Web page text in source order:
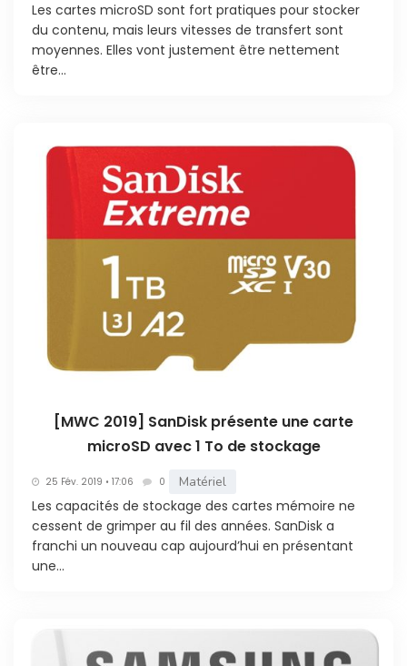
Les cartes microSD sont fort pratiques pour stocker
du contenu, mais leurs vitesses de transfert sont
moyennes. Elles vont justement être nettement
être...
[MWC 2019] SanDisk présente une carte
microSD avec 1 To de stockage
25 Fév. 2019 • 17:06 0 Matériel
Les capacités de stockage des cartes mémoire ne
cessent de grimper au fil des années. SanDisk a
franchi un nouveau cap aujourd’hui en présentant
une...